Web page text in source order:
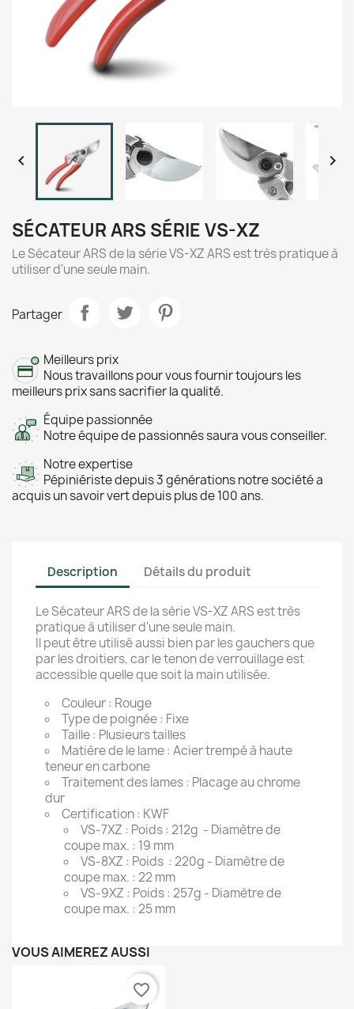
 
SÉCATEUR ARS SÉRIE VS-XZ
Le Sécateur ARS de la série VS-XZ ARS est très pratique à
utiliser d'une seule main.
Partager
Meilleurs prix
Nous travaillons pour vous fournir toujours les
meilleurs prix sans sacrifier la qualité.
Équipe passionnée
Notre équipe de passionnés saura vous conseiller.
Notre expertise
Pépiniériste depuis 3 générations notre société a
acquis un savoir vert depuis plus de 100 ans.
Description Détails du produit
Le Sécateur ARS de la série VS-XZ ARS est très
pratique à utiliser d'une seule main.
Il peut être utilisé aussi bien par les gauchers que
par les droitiers, car le tenon de verrouillage est
accessible quelle que soit la main utilisée.
Couleur : Rouge
Type de poignée : Fixe
Taille: Plusieurs tailles
Matière de le lame : Acier trempé à haute
teneur en carbone
Traitement des lames : Placage au chrome
dur
Certification : KWF
VS-7XZ : Poids : 212g - Diamètre de
coupe max. : 19 mm
VS-8XZ : Poids : 220g - Diamètre de
coupe max. : 22 mm
VS-9XZ : Poids : 257g - Diamètre de
coupe max. : 25 mm
VOUS AIMEREZ AUSSI
favorite_border